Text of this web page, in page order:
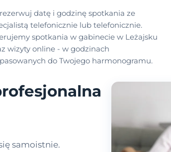
datę i godzinę spotkania ze
telefonicznie lub telefonicznie.
spotkania w gabinecie w Leżajsku
wizyty online - w godzinach
do Twojego harmonogramu.
samoistnie.